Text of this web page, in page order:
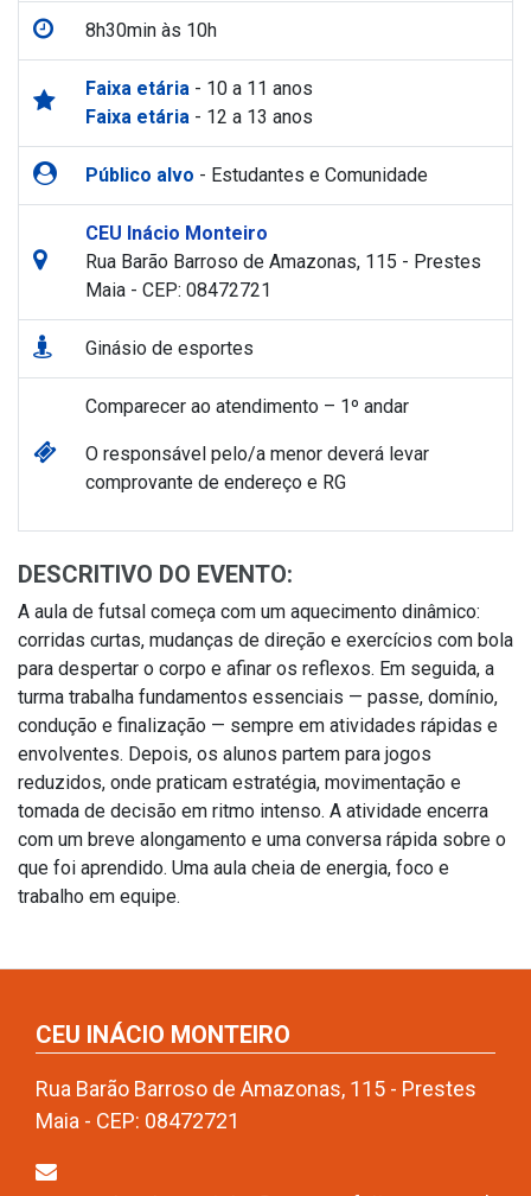
8h30min às 10h
Faixa etária - 10 a 11 anos
Faixa etária - 12 a 13 anos
Público alvo - Estudantes e Comunidade
CEU Inácio Monteiro
Rua Barão Barroso de Amazonas, 115 - Prestes
Maia - CEP: 08472721
Ginásio de esportes
Comparecer ao atendimento – 1º andar
O responsável pelo/a menor deverá levar
comprovante de endereço e RG
DESCRITIVO DO EVENTO:
A aula de futsal começa com um aquecimento dinâmico:
corridas curtas, mudanças de direção e exercícios com bola
para despertar o corpo e afinar os reflexos. Em seguida, a
turma trabalha fundamentos essenciais — passe, domínio,
condução e finalização — sempre em atividades rápidas e
envolventes. Depois, os alunos partem para jogos
reduzidos, onde praticam estratégia, movimentação e
tomada de decisão em ritmo intenso. A atividade encerra
com um breve alongamento e uma conversa rápida sobre o
que foi aprendido. Uma aula cheia de energia, foco e
trabalho em equipe.
CEU INÁCIO MONTEIRO
Rua Barão Barroso de Amazonas, 115 - Prestes
Maia - CEP: 08472721